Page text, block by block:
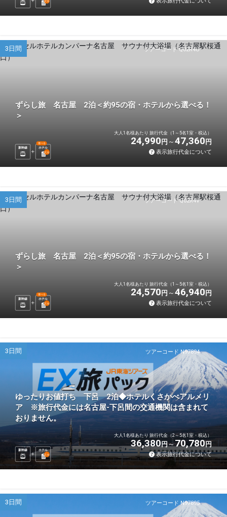
泊
ツアーコード Q02R4U
3日間
ずらし旅 名古屋 2泊＜約95の宿・ホテルから選べる！
＞
新幹線 ホテル
選べる
2泊
大人1名様あたり 旅行代金（1～5名1室・税込）
24,990 円 47,360 円
表示旅行代金について
ツアーコード Q02R4V
3日間
ずらし旅 名古屋 2泊＜約95の宿・ホテルから選べる！
＞
新幹線 ホテル
選べる
2泊
大人1名様あたり 旅行代金（1～5名1室・税込）
24,570 円 46,940 円
表示旅行代金について
ツアーコード N97894
3日間
ゆったりお値打ち 下呂 2泊◆ホテルくさかべアルメリ
ア ※旅行代金には名古屋-下呂間の交通機関は含まれて
おりません。
新幹線
ホテル
2泊
大人1名様あたり 旅行代金（2～5名1室・税込）
36,380円 70,780円
表示旅行代金について
ツアーコード N97895
3日間